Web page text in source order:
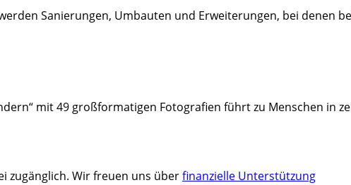
Sanierungen, Umbauten und Erweiterungen, bei denen
mit 49 großformatigen Fotografien führt zu Menschen in
zugänglich. Wir freuen uns überfinanzielle Unterstützung